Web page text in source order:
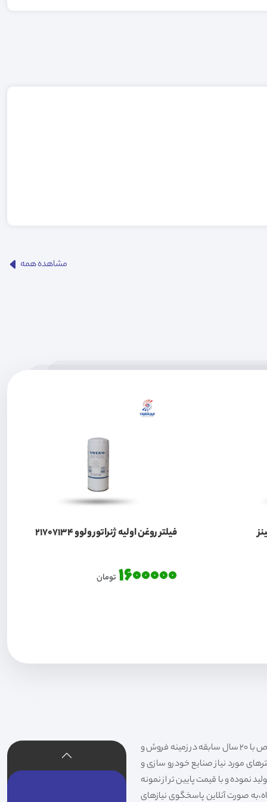
مشاهده همه
فیلتر روغن اولیه ژنراتور ولوو 21707134
1600000 تومان
فیلتر شکری تهیه و توزیع کننده انواع فیلتر خودروهای سواری،سنگین،راهسازی و دستگاه های صنعتی و فیلتر های خاص با 20 سال سابقه در زمینه فروش و
مورد نیاز صنایع خودرو سازی و
نموده و با قیمت پایین تر از نمونه
صورت آنلاین پاسخگوی نیازهای